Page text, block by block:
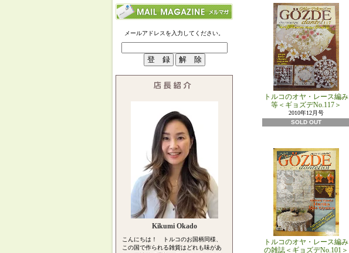
メールアドレスを入力してください。
Kikumi Okado
こんにちは！ トルコのお国柄同様、
この国で作られる雑貨はどれも味があ
トルコのオヤ・レース編み
等＜ギョズデNo.117＞
2010年12月号
SOLD OUT
トルコのオヤ・レース編み
の雑誌＜ギョズデNo.101＞